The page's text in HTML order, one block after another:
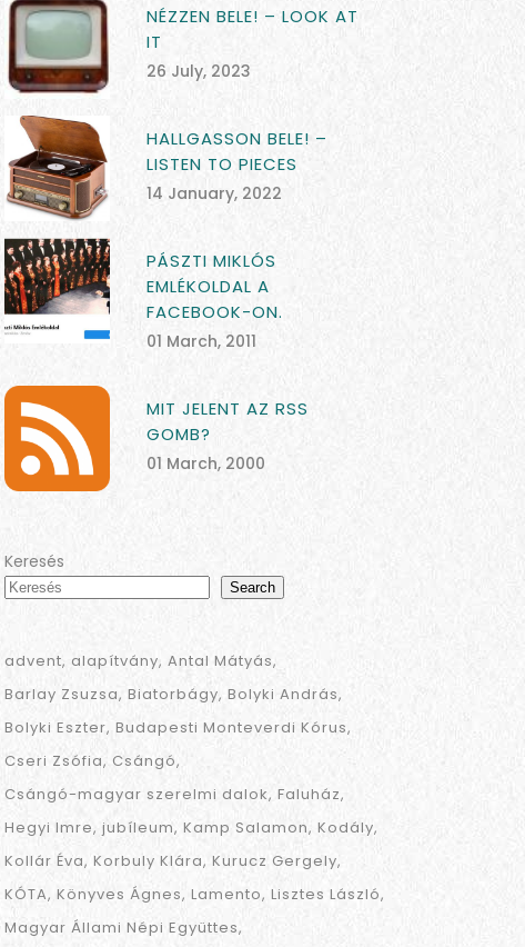
NÉZZEN BELE! – LOOK AT
IT
26 July, 2023
HALLGASSON BELE! –
LISTEN TO PIECES
14 January, 2022
PÁSZTI MIKLÓS
EMLÉKOLDAL A
FACEBOOK-ON.
01 March, 2011
MIT JELENT AZ RSS
GOMB?
01 March, 2000
Keresés
Search
advent alapítvány Antal Mátyás
Barlay Zsuzsa Biatorbágy Bolyki András
Bolyki Eszter Budapesti Monteverdi Kórus
Cseri Zsófia Csángó
Csángó-magyar szerelmi dalok Faluház
Hegyi Imre jubíleum Kamp Salamon Kodály
Kollár Éva Korbuly Klára Kurucz Gergely
KÓTA Könyves Ágnes Lamento Lisztes László
Magyar Állami Népi Együttes